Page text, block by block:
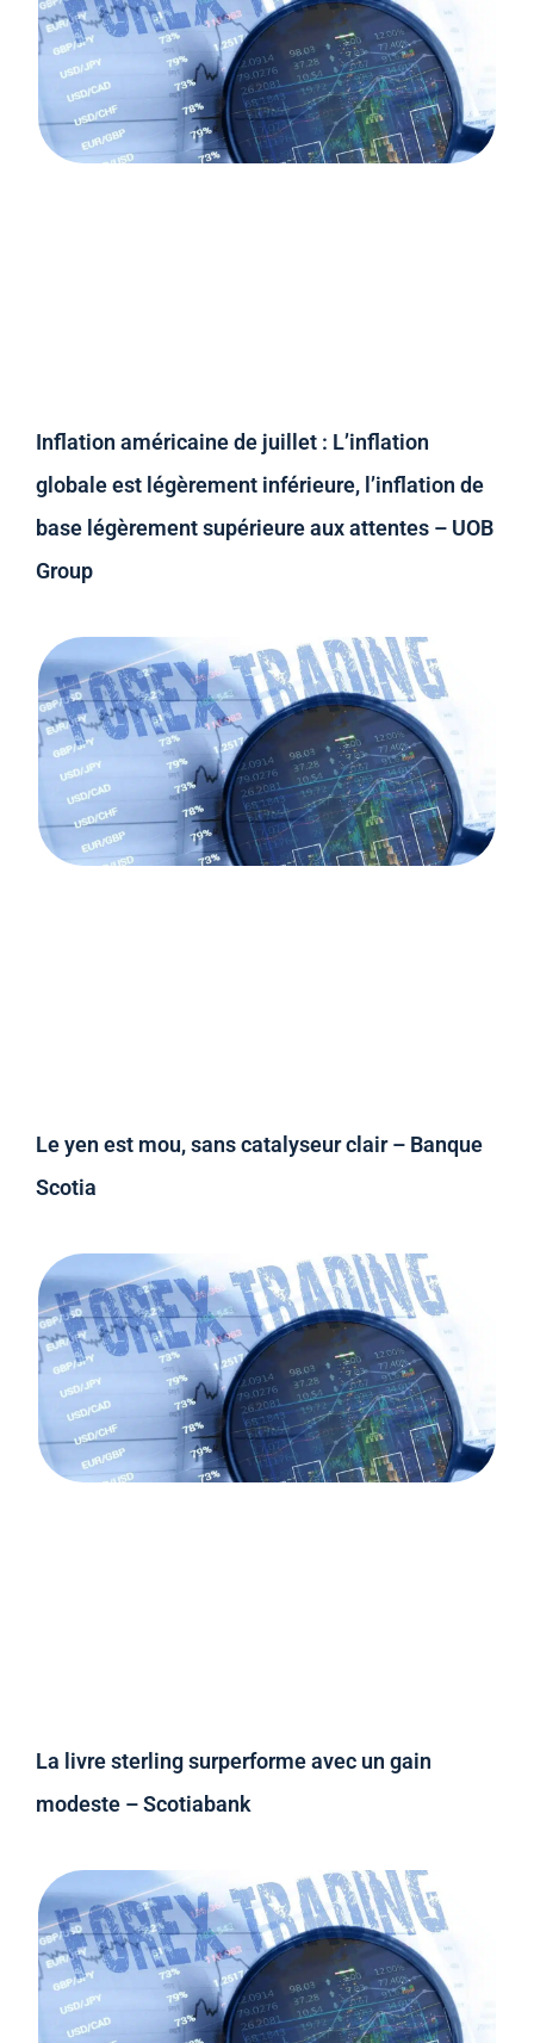
Inflation américaine de juillet : L’inflation
globale est légèrement inférieure, l’inflation de
base légèrement supérieure aux attentes – UOB
Group
Le yen est mou, sans catalyseur clair – Banque
Scotia
La livre sterling surperforme avec un gain
modeste – Scotiabank